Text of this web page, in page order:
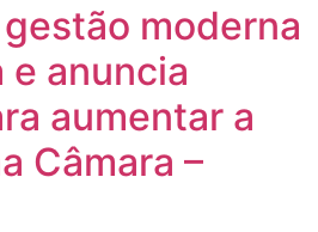
moderna
e anuncia
aumentar a
Câmara –